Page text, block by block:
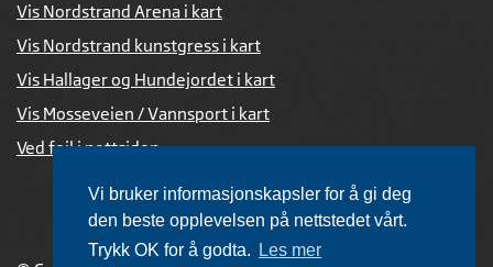
Vi bruker informasjonskapsler for å gi deg
den beste opplevelsen på nettstedet vårt.
Trykk OK for å godta.
Les mer
Vis Nordstrand Arena i kart
Vis Nordstrand kunstgress i kart
Vis Hallager og Hundejordet i kart
Vis Mosseveien / Vannsport i kart
Ved feil i nettsiden